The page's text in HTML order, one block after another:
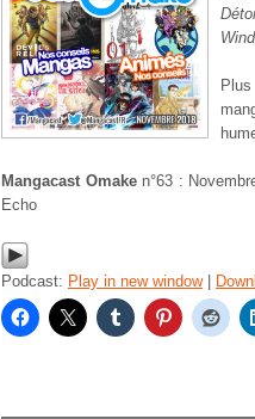
Mangacast Omake n°63 :
Echo
Podcast: Play in new window|